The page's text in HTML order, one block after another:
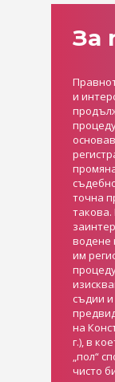
За
и
точна
водене
им
съдии
на
г.), в
„пол“
чисто